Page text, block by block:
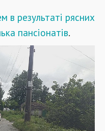
в результаті рясних
пансіонатів.